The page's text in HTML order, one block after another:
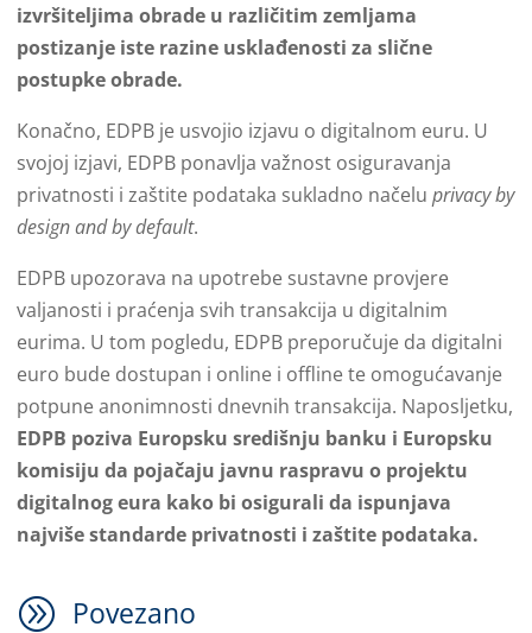
izvršiteljima obrade u različitim zemljama
postizanje iste razine usklađenosti za slične
postupke obrade.
Konačno, EDPB je usvojio izjavu o digitalnom euru. U
svojoj izjavi, EDPB ponavlja važnost osiguravanja
privatnosti i zaštite podataka sukladno načelu privacy by
design and by default.
EDPB upozorava na upotrebe sustavne provjere
valjanosti i praćenja svih transakcija u digitalnim
eurima. U tom pogledu, EDPB preporučuje da digitalni
euro bude dostupan i online i offline te omogućavanje
potpune anonimnosti dnevnih transakcija. Naposljetku,
EDPB poziva Europsku središnju banku i Europsku
komisiju da pojačaju javnu raspravu o projektu
digitalnog eura kako bi osigurali da ispunjava
najviše standarde privatnosti i zaštite podataka.
A Povezano